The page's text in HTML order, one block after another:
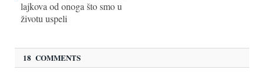
lajkova od onoga što smo u
životu uspeli
18 COMMENTS